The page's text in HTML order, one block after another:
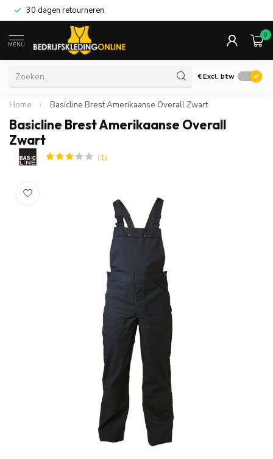
30 dagen retourneren
MENU
0
€Excl. btw
Home / Basicline Brest Amerikaanse Overall Zwart
Basicline Brest Amerikaanse Overall
Zwart
(1)